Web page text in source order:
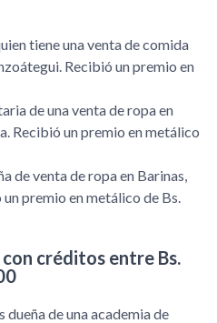
tiene una venta de comida
Recibió un premio en
de una venta de ropa en
Recibió un premio en metálico
de venta de ropa en Barinas,
premio en metálico de Bs.
créditos entre Bs.
dueña de una academia de